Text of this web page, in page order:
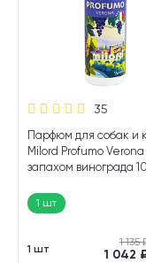
35
Парфюм для собак и
Milord Profumo Verona
запахом винограда
1 шт
1 шт
1 135
1 042